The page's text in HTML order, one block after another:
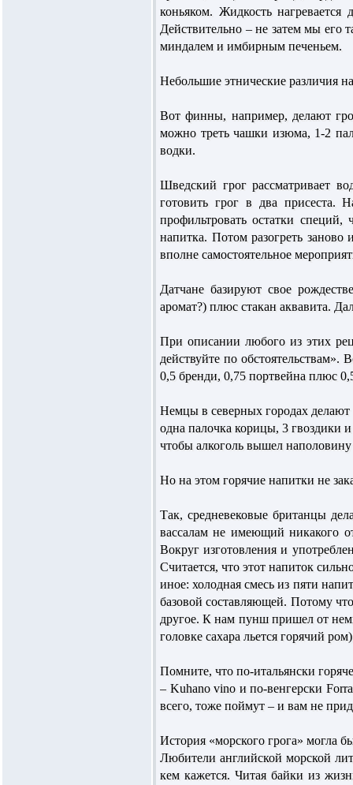
коньяком. Жидкость
Действительно – не затем мы его
миндалем и имбирным печеньем.
Небольшие этнические различия
Вот финны, например, делают
можно треть чашки изюма, 1-2
водки.
Шведский грог рассматривает
готовить грог в два присеста.
профильтровать остатки
напитка. Потом разогреть заново
вполне самостоятельное
Датчане базируют свое
аромат?) плюс стакан аквавита.
При описании любого из этих
дейст­вуйте по
0,5 бренди, 0,75 портвейна плюс
Немцы в северных городах делают
одна палочка корицы, 3 гвоздики
чтобы алкоголь вышел
Но на этом горячие напитки не
Так, средневековые британцы
вассалам не имеющий никакого
Вокруг изготовления и
Считается, что этот напиток
иное: холодная смесь из пяти
базовой составляющей. Потому
другое. К нам пунш пришел от
головке сахара льется горячий
Помните, что по-итальянски
– Kuhano vino и по-венгерски
всего, тоже поймут – и вам не
История «морского грога» могла
Любители английской морской
кем кажется. Читая байки из